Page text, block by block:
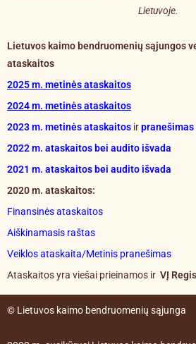
Lietuvoje.
Lietuvos kaimo bendruomenių sąjungos
ataskaitos
2025 m. metinės ataskaitos
2024 m. metinės ataskaitos
2023 m. metinės ataskaitos irpranešimas
2022 m. ataskaitos bei audito išvada
2021 m. ataskaitos bei audito išvada
2020 m. ataskaitos:
Finansinės ataskaitos
Aiškinamasis raštas
Veiklos ataskaita/Metinis pranešimas
Ataskaitos yra viešai prieinamos ir VĮ
© Lietuvos kaimo bendruomenių sąjunga